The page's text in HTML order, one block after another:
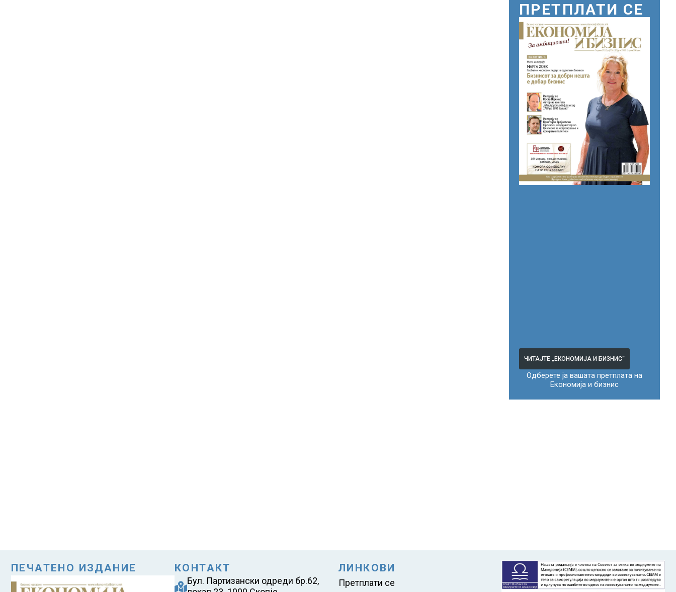
ПРЕТПЛАТИ СЕ
ЧИТАЈТЕ „ЕКОНОМИЈА И БИЗНИС“
Одберете ја вашата претплата на
Економија и бизнис
ПЕЧАТЕНО ИЗДАНИЕ КОНТАКТ
Бул. Партизански одреди бр.62,
ЛИНКОВИ
Претплати се